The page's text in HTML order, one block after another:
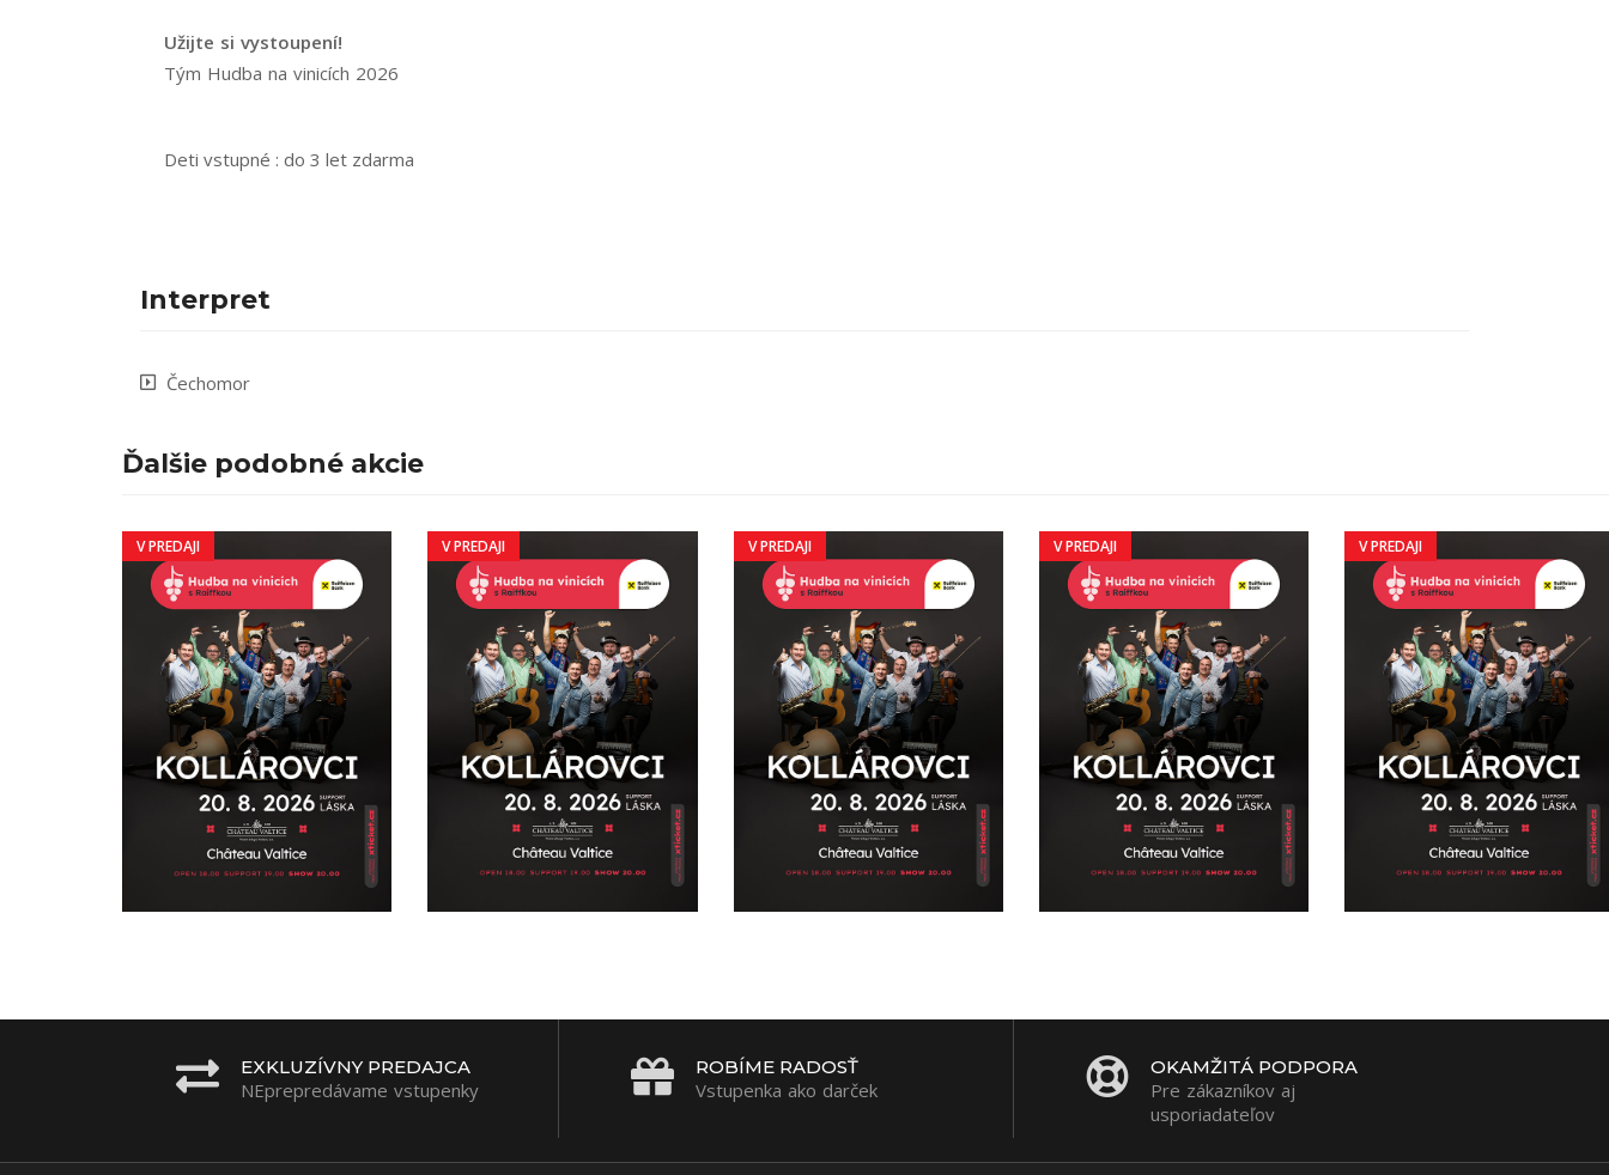
Užijte si vystoupení!
Tým Hudba na vinicích 2026
Deti vstupné : do 3 let zdarma
Interpret
Čechomor
Ďalšie podobné akcie
V PREDAJI V PREDAJI V PREDAJI V PREDAJI V PREDAJI
EXKLUZÍVNY PREDAJCA
NEprepredávame vstupenky
ROBÍME RADOSŤ
Vstupenka ako darček
OKAMŽITÁ PODPORA
Pre zákazníkov aj
usporiadateľov